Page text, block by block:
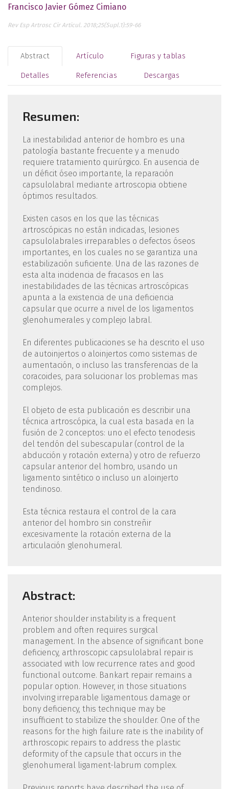
Francisco Javier Gómez Cimiano
Rev Esp Artrosc Cir Articul. 2018;25(Supl.1):59-66
Abstract Artículo Figuras y tablas
Detalles Referencias Descargas
Resumen:
La inestabilidad anterior de hombro es una
patología bastante frecuente y a menudo
requiere tratamiento quirúrgico. En ausencia de
un déficit óseo importante, la reparación
capsulolabral mediante artroscopia obtiene
óptimos resultados.
Existen casos en los que las técnicas
artroscópicas no están indicadas, lesiones
capsulolabrales irreparables o defectos óseos
importantes, en los cuales no se garantiza una
estabilización suficiente. Una de las razones de
esta alta incidencia de fracasos en las
inestabilidades de las técnicas artroscópicas
apunta a la existencia de una deficiencia
capsular que ocurre a nivel de los ligamentos
glenohumerales y complejo labral.
En diferentes publicaciones se ha descrito el uso
de autoinjertos o aloinjertos como sistemas de
aumentación, o incluso las transferencias de la
coracoides, para solucionar los problemas mas
complejos.
El objeto de esta publicación es describir una
técnica artroscópica, la cual esta basada en la
fusión de 2 conceptos: uno el efecto tenodesis
del tendón del subescapular (control de la
abducción y rotación externa) y otro de refuerzo
capsular anterior del hombro, usando un
ligamento sintético o incluso un aloinjerto
tendinoso.
Esta técnica restaura el control de la cara
anterior del hombro sin constreñir
excesivamente la rotación externa de la
articulación glenohumeral.
Abstract:
Anterior shoulder instability is a frequent
problem and often requires surgical
management. In the absence of significant bone
deficiency, arthroscopic capsulolabral repair is
associated with low recurrence rates and good
functional outcome. Bankart repair remains a
popular option. However, in those situations
involving irreparable ligamentous damage or
bony deficiency, this technique may be
insufficient to stabilize the shoulder. One of the
reasons for the high failure rate is the inability of
arthroscopic repairs to address the plastic
deformity of the capsule that occurs in the
glenohumeral ligament-labrum complex.